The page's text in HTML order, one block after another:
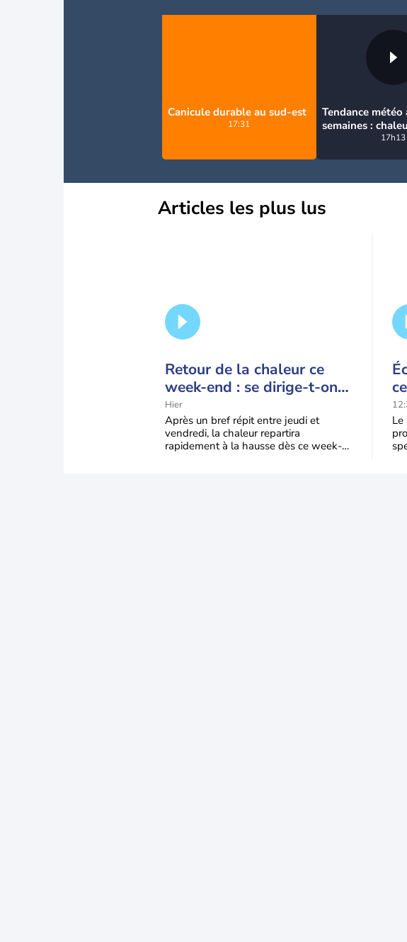
Canicule durable au sud-est
17:31
Tendance météo
semaines :
prédominante17h13
Articles les plus lus
Retour de la chaleur ce
week-end : se dirige-t-on
vers une cinquième vague
de chaleur en France ?
Hier
Après un bref répit entre jeudi et
vendredi, la chaleur repartira
rapidement à la hausse dès ce week-
Le